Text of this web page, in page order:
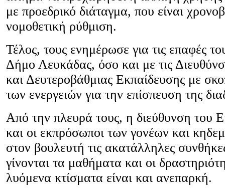
με προεδρικό διάταγμα, που είναι
νομοθετική ρύθμιση.
Τέλος, τους ενημέρωσε για τις επαφές
Δήμο Λευκάδας, όσο και με τις
και Δευτεροβάθμιας Εκπαίδευσης με
των ενεργειών για την επίσπευση της
Από την πλευρά τους, η διεύθυνση του
και οι εκπρόσωποι των γονέων και
στον βουλευτή τις ακατάλληλες
γίνονται τα μαθήματα και οι
λυόμενα κτίσματα είναι και ανεπαρκή.